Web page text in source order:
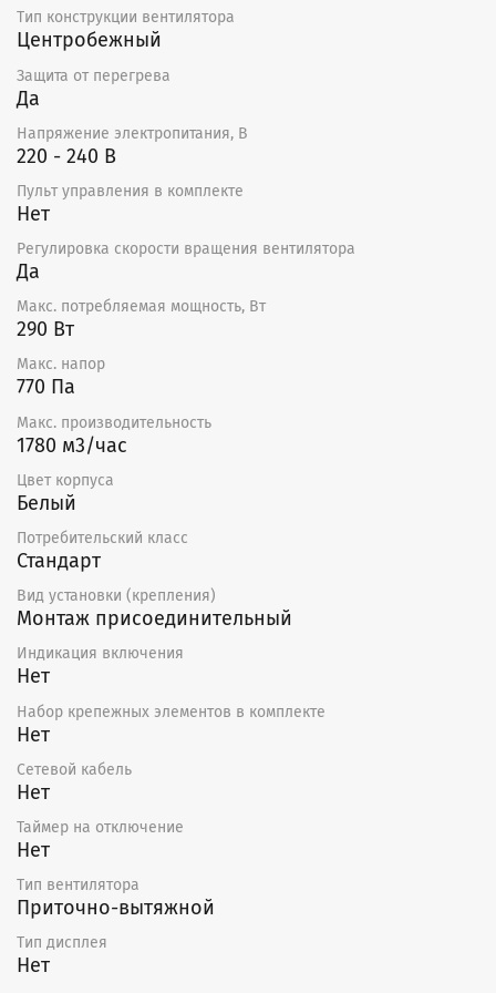
соответствии со схемой подключения.
Уход
Вентиляторы не требуют специального технического
ухода. Единственное требование — чистка
крыльчатки.
Сертификат
Тип конструкции вентилятора
Центробежный
Защита от перегрева
Да
Напряжение электропитания, В
220 - 240 В
Пульт управления в комплекте
Нет
Регулировка скорости вращения вентилятора
Да
Макс. потребляемая мощность, Вт
290 Вт
Макс. напор
770 Па
Макс. производительность
1780 м3/час
Цвет корпуса
Белый
Потребительский класс
Стандарт
Вид установки (крепления)
Монтаж присоединительный
Индикация включения
Нет
Набор крепежных элементов в комплекте
Нет
Сетевой кабель
Нет
Таймер на отключение
Нет
Тип вентилятора
Приточно-вытяжной
Тип дисплея
Нет